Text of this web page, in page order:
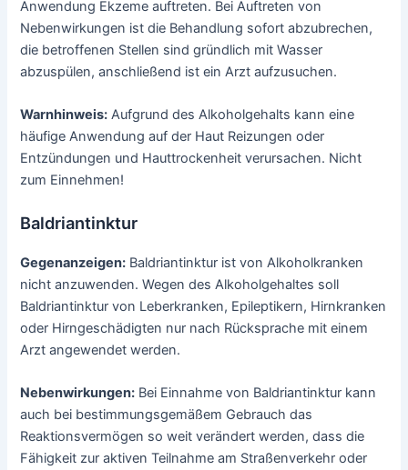
Anwendung Ekzeme auftreten. Bei Auftreten von
Nebenwirkungen ist die Behandlung sofort abzubrechen,
die betroffenen Stellen sind gründlich mit Wasser
abzuspülen, anschließend ist ein Arzt aufzusuchen.
Warnhinweis: Aufgrund des Alkoholgehalts kann eine
häufige Anwendung auf der Haut Reizungen oder
Entzündungen und Hauttrockenheit verursachen. Nicht
zum Einnehmen!
Baldriantinktur
Gegenanzeigen: Baldriantinktur ist von Alkoholkranken
nicht anzuwenden. Wegen des Alkoholgehaltes soll
Baldriantinktur von Leberkranken, Epileptikern, Hirnkranken
oder Hirngeschädigten nur nach Rücksprache mit einem
Arzt angewendet werden.
Nebenwirkungen: Bei Einnahme von Baldriantinktur kann
auch bei bestimmungsgemäßem Gebrauch das
Reaktionsvermögen so weit verändert werden, dass die
Fähigkeit zur aktiven Teilnahme am Straßenverkehr oder